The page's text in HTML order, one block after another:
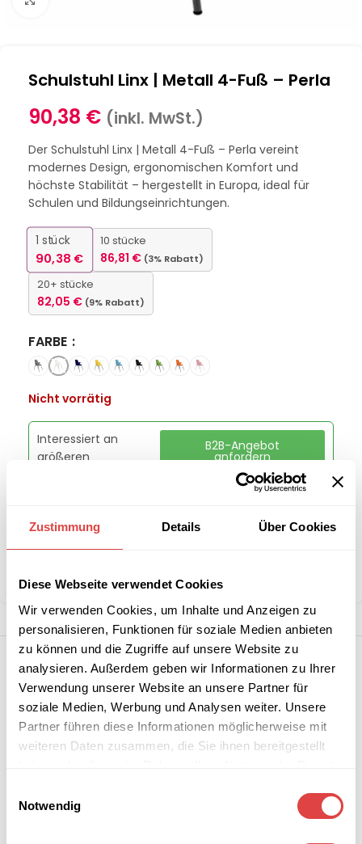
Zustimmung Details Über Cookies
Diese Webseite verwendet Cookies
Wir verwenden Cookies, um Inhalte und Anzeigen zu
personalisieren, Funktionen für soziale Medien anbieten
zu können und die Zugriffe auf unsere Website zu
analysieren. Außerdem geben wir Informationen zu Ihrer
Verwendung unserer Website an unsere Partner für
soziale Medien, Werbung und Analysen weiter. Unsere
Partner führen diese Informationen möglicherweise mit
weiteren Daten zusammen, die Sie ihnen bereitgestellt
Notwendig
Schulstuhl Linx | Metall 4-Fuß – Perla
90,38 € (inkl. MwSt.)
Der Schulstuhl Linx | Metall 4-Fuß – Perla vereint
modernes Design, ergonomischen Komfort und
höchste Stabilität – hergestellt in Europa, ideal für
Schulen und Bildungseinrichtungen.
1 stück
90,38 €
10 stücke
86,81 € (3% Rabatt)
20+ stücke
82,05 € (9% Rabatt)
FARBE
Nicht vorrätig
Interessiert an
größeren
B2B-Angebot
anfordern
Kategorien: Schulstühle, Schulmöbel
Marke:Gastro Uzal
Teilen: